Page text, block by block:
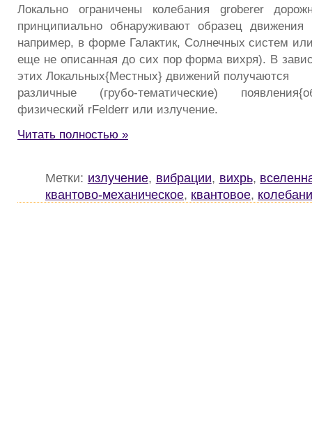
Локально ограничены колебания groberer
принципиально обнаруживают образец движения
например, в форме Галактик, Солнечных систем или
еще не описанная до сих пор форма вихря). В
этих Локальных{Местных} движений получаются
различные (грубо-тематические)
физический rFelderr или излучение.
Читать полностью »
Метки: излучение, вибрации, вихрь,
квантово-механическое, квантовое,